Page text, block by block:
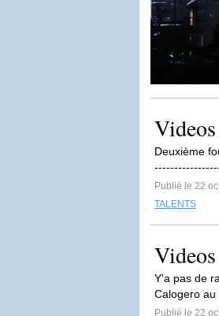
Deuxième
Publié le 22
TALENTS
Y'a pas de
Calogero au
Publié le 22